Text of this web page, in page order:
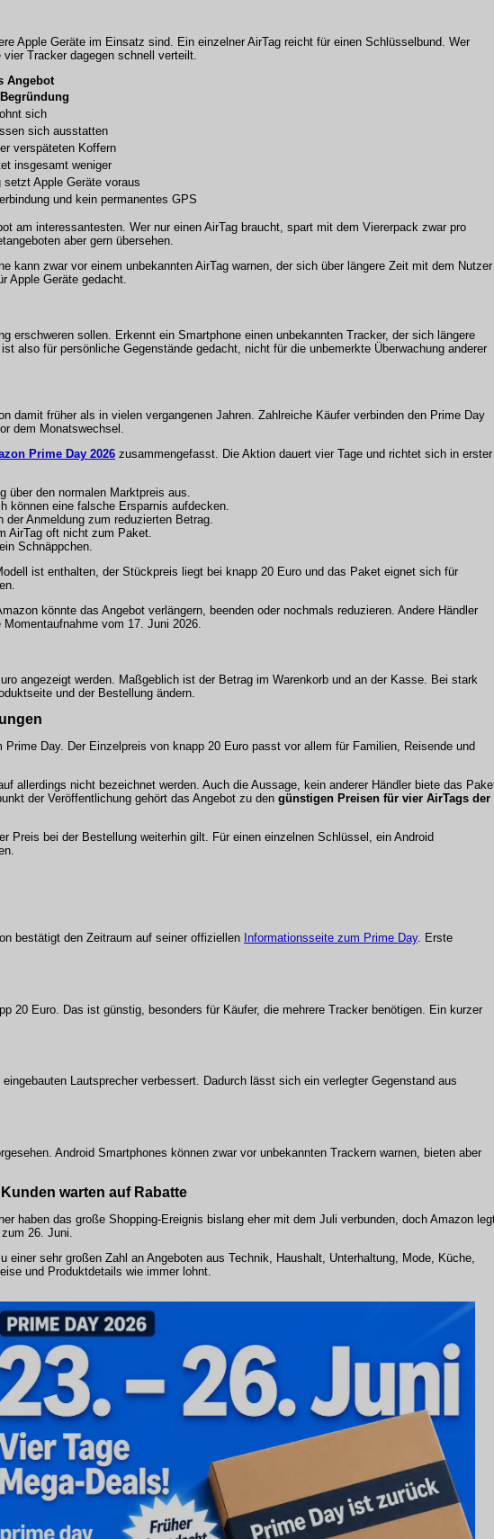
Apple Geräte im Einsatz sind. Ein einzelner AirTag reicht für einen Schlüsselbund. Wer
Tracker dagegen schnell verteilt.
Angebot
Begründung
sich
sich ausstatten
verspäteten Koffern
insgesamt weniger
Apple Geräte voraus
und kein permanentes GPS
am interessantesten. Wer nur einen AirTag braucht, spart mit dem Viererpack zwar pro
aber gern übersehen.
kann zwar vor einem unbekannten AirTag warnen, der sich über längere Zeit mit dem Nutzer
Apple Geräte gedacht.
erschweren sollen. Erkennt ein Smartphone einen unbekannten Tracker, der sich längere
also für persönliche Gegenstände gedacht, nicht für die unbemerkte Überwachung anderer
damit früher als in vielen vergangenen Jahren. Zahlreiche Käufer verbinden den Prime Day
dem Monatswechsel.
Prime Day 2026 zusammengefasst. Die Aktion dauert vier Tage und richtet sich in erster
über den normalen Marktpreis aus.
können eine falsche Ersparnis aufdecken.
der Anmeldung zum reduzierten Betrag.
AirTag oft nicht zum Paket.
Schnäppchen.
ist enthalten, der Stückpreis liegt bei knapp 20 Euro und das Paket eignet sich für
könnte das Angebot verlängern, beenden oder nochmals reduzieren. Andere Händler
vom 17. Juni 2026.
angezeigt werden. Maßgeblich ist der Betrag im Warenkorb und an der Kasse. Bei stark
und der Bestellung ändern.
Day. Der Einzelpreis von knapp 20 Euro passt vor allem für Familien, Reisende und
allerdings nicht bezeichnet werden. Auch die Aussage, kein anderer Händler biete das
der Veröffentlichung gehört das Angebot zu den günstigen Preisen für vier AirTags der
Preis bei der Bestellung weiterhin gilt. Für einen einzelnen Schlüssel, ein Android
bestätigt den Zeitraum auf seiner offiziellen Informationsseite zum Prime Day. Erste
20 Euro. Das ist günstig, besonders für Käufer, die mehrere Tracker benötigen. Ein kurzer
Lautsprecher verbessert. Dadurch lässt sich ein verlegter Gegenstand aus
Android Smartphones können zwar vor unbekannten Trackern warnen, bieten aber
warten auf Rabatte
haben das große Shopping-Ereignis bislang eher mit dem Juli verbunden, doch Amazon
26. Juni.
einer sehr großen Zahl an Angeboten aus Technik, Haushalt, Unterhaltung, Mode, Küche,
und Produktdetails wie immer lohnt.